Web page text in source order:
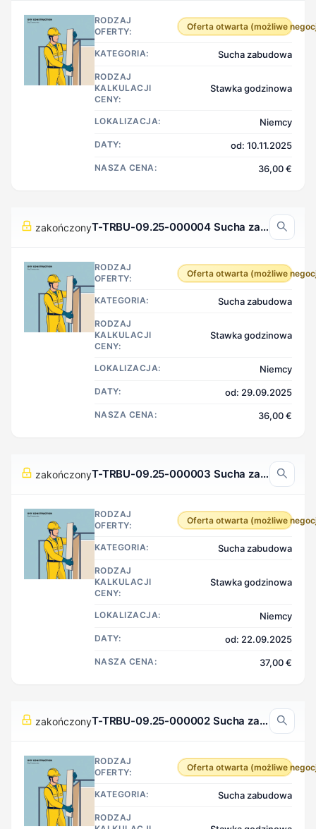
RODZAJ
OFERTY:
Oferta otwarta (możliwe
KATEGORIA: Sucha zabudowa
RODZAJ
KALKULACJI
CENY:
Stawka godzinowa
LOKALIZACJA: Niemcy
DATY: od: 10.11.2025
NASZA CENA: 36,00 €
zakończony T-TRBU-09.25-000004 Sucha zabudowa, Niemcy
RODZAJ
OFERTY:
Oferta otwarta (możliwe
KATEGORIA: Sucha zabudowa
RODZAJ
KALKULACJI
CENY:
Stawka godzinowa
LOKALIZACJA: Niemcy
DATY: od: 29.09.2025
NASZA CENA: 36,00 €
zakończony T-TRBU-09.25-000003 Sucha zabudowa, Niemcy
RODZAJ
OFERTY:
Oferta otwarta (możliwe
KATEGORIA: Sucha zabudowa
RODZAJ
KALKULACJI
CENY:
Stawka godzinowa
LOKALIZACJA: Niemcy
DATY: od: 22.09.2025
NASZA CENA: 37,00 €
zakończony T-TRBU-09.25-000002 Sucha zabudowa, Niemcy
RODZAJ
OFERTY:
Oferta otwarta (możliwe
KATEGORIA: Sucha zabudowa
RODZAJ